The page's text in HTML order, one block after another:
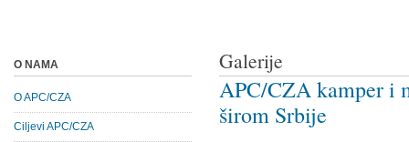
Galerije
APC/CZA kamper i
širom Srbije
O NAMA
O APC/CZA
Ciljevi APC/CZA